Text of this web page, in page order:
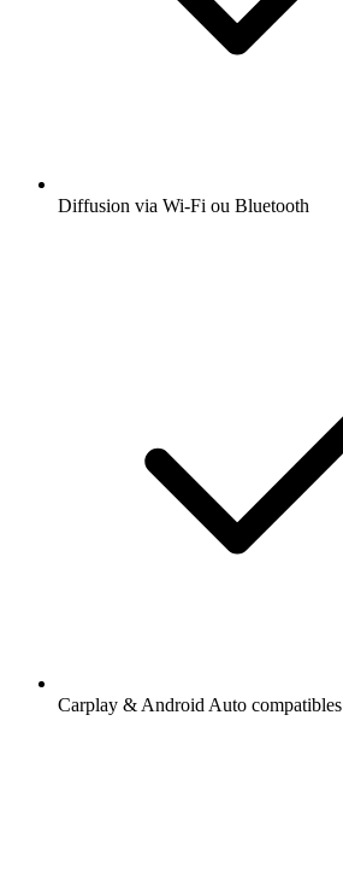
Diffusion via Wi-Fi ou Bluetooth
Carplay & Android Auto compatibles